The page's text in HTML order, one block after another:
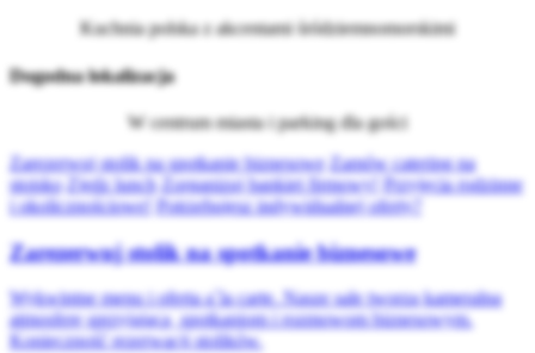
Kuchnia polska z akcentami śródziemnomorskimi
Dogodna lokalizacja
W centrum miasta i parking dla gości
Zarezerwuj stolik na spotkanie biznesowe Zamów catering na
stoisko
Zjedz lunch Zorganizuj bankiet firmowy!
Przyjęcia rodzinne
i okolicznościowe!
Potrzebujesz indywidualnej oferty?
Zarezerwuj stolik na spotkanie biznesowe
Wykwintne menu i oferta a`la carte. Nasze sale tworzą kameralną
atmosferę sprzyjającą spotkaniom i rozmowom biznesowym.
Konieczność rezerwacji stolików.